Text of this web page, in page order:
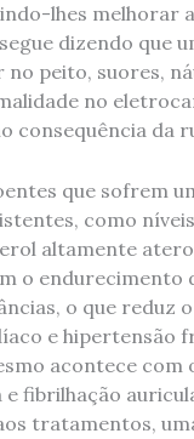
lhes melhorar a
dizendo que
peito, suores,
no
consequência da
que sofrem
como
altamente
o endurecimento
o que reduz
e hipertensão
acontece com
fibrilhação
tratamentos,